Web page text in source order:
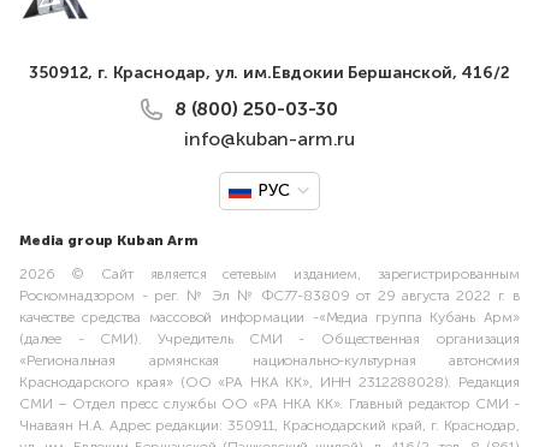
350912, г. Краснодар, ул. им.Евдокии Бершанской, 416/2
8 (800) 250-03-30
info@kuban-arm.ru
РУС
Media group Kuban Arm
2026 © Сайт является сетевым изданием, зарегистрированным
Роскомнадзором - рег. № Эл № ФС77-83809 от 29 августа 2022 г. в
качестве средства массовой информации -«Медиа группа Кубань Арм»
(далее - СМИ). Учредитель СМИ - Общественная организация
«Региональная армянская национально-культурная автономия
Краснодарского края» (ОО «РА НКА КК», ИНН 2312288028). Редакция
СМИ – Отдел пресс службы ОО «РА НКА КК». Главный редактор СМИ -
Чнаваян Н.А. Адрес редакции: 350911, Краснодарский край, г. Краснодар,